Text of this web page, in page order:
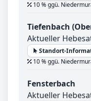
10 % ggü.
Tiefenbach
Aktueller
Standort-
10 % ggü.
Fensterbach
Aktueller